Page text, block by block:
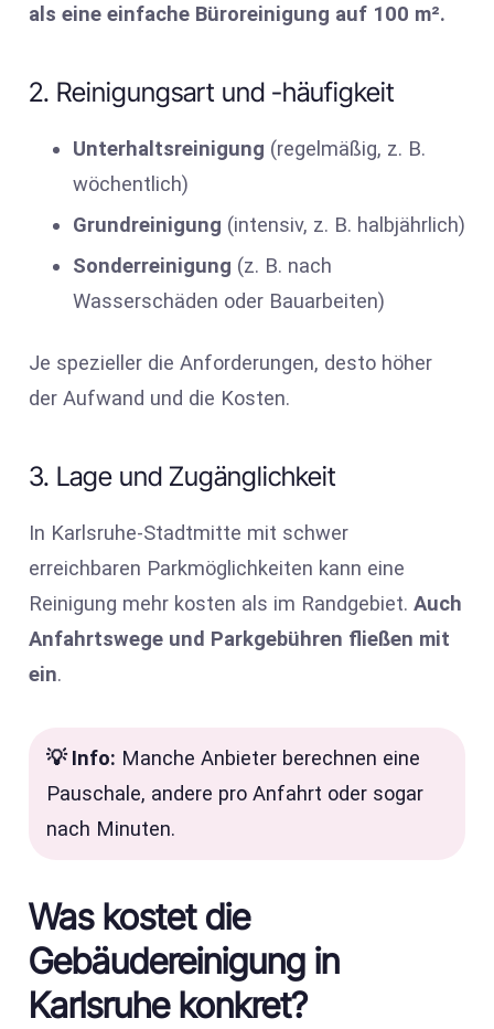
als eine einfache Büroreinigung auf 100 m².
2. Reinigungsart und -häufigkeit
Unterhaltsreinigung (regelmäßig, z. B.
wöchentlich)
Grundreinigung (intensiv, z. B. halbjährlich)
Sonderreinigung (z. B. nach
Wasserschäden oder Bauarbeiten)
Je spezieller die Anforderungen, desto höher
der Aufwand und die Kosten.
3. Lage und Zugänglichkeit
In Karlsruhe-Stadtmitte mit schwer
erreichbaren Parkmöglichkeiten kann eine
Reinigung mehr kosten als im Randgebiet. Auch
Anfahrtswege und Parkgebühren fließen mit
ein.
💡 Info: Manche Anbieter berechnen eine
Pauschale, andere pro Anfahrt oder sogar
nach Minuten.
Was kostet die
Gebäudereinigung in
Karlsruhe konkret?